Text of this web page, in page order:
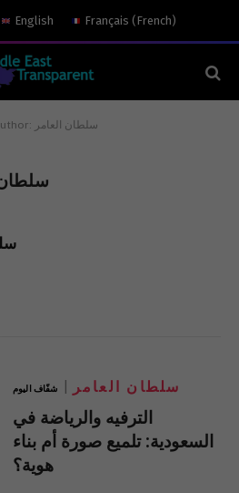
English Français (French)
Author: سلطان العامر
سلطان
شفّاف اليوم سلطان العامر
الترفيه والرياضة في
السعودية: تلميع صورة أم بناء
هوية؟